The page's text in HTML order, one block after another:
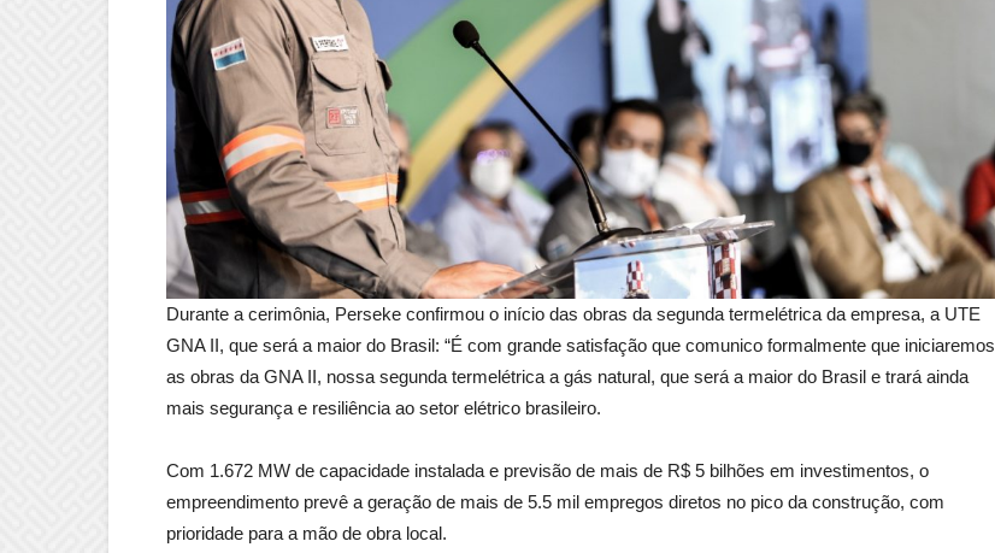
Durante a cerimônia, Perseke confirmou o início das obras da segunda termelétrica da empresa, a UTE
GNA II, que será a maior do Brasil: “É com grande satisfação que comunico formalmente que iniciaremos
as obras da GNA II, nossa segunda termelétrica a gás natural, que será a maior do Brasil e trará ainda
mais segurança e resiliência ao setor elétrico brasileiro.
Com 1.672 MW de capacidade instalada e previsão de mais de R$ 5 bilhões em investimentos, o
empreendimento prevê a geração de mais de 5.5 mil empregos diretos no pico da construção, com
prioridade para a mão de obra local.